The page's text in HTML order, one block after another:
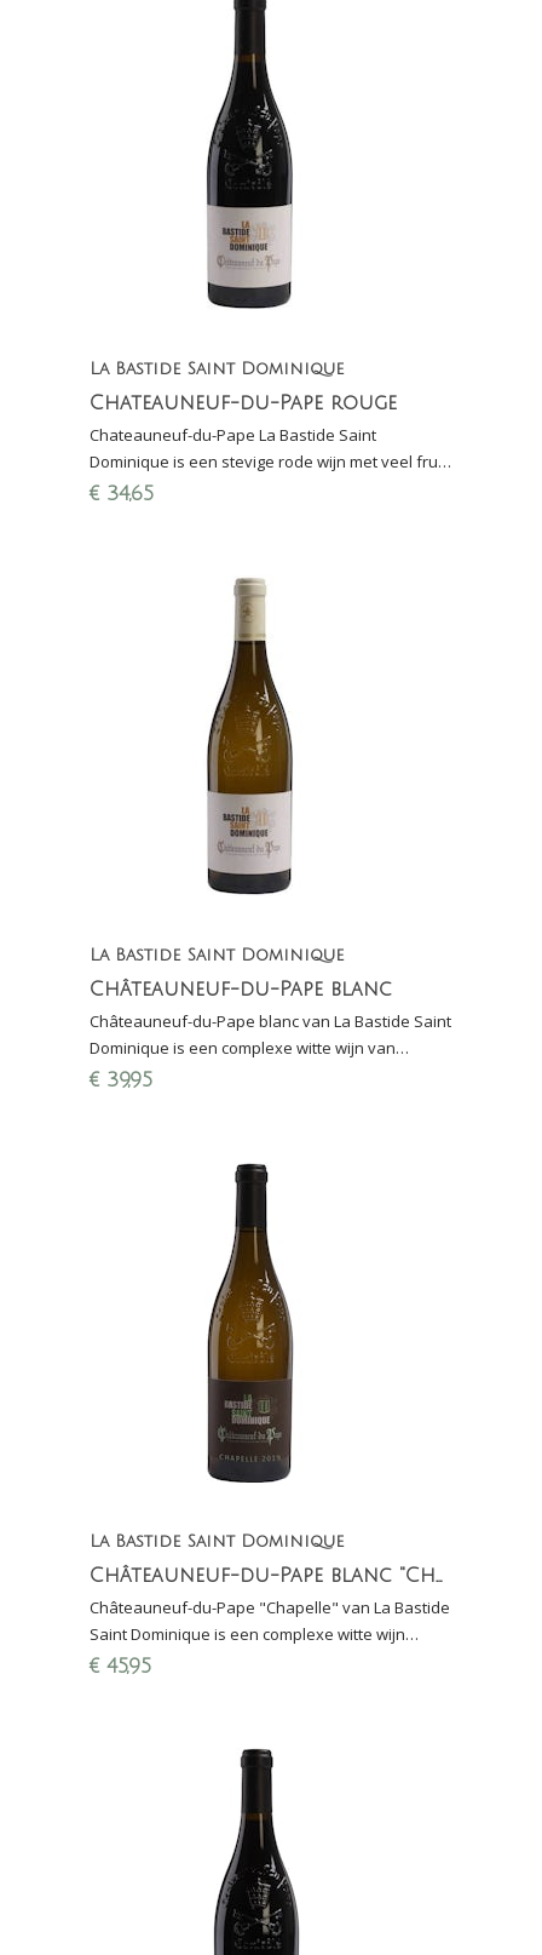
La Bastide Saint Dominique
Chateauneuf-du-Pape rouge
Chateauneuf-du-Pape La Bastide Saint
Dominique is een stevige rode wijn met veel fruit
en elegantie, kracht en intensiteit; Perswijn:
€ 34,65
La Bastide Saint Dominique
Châteauneuf-du-Pape blanc
Châteauneuf-du-Pape blanc van La Bastide Saint
Dominique is een complexe witte wijn van
roussane, grenache en clairette; Perswijn: 16/20
€ 39,95
La Bastide Saint Dominique
Châteauneuf-du-Pape blanc "Chapelle"
Châteauneuf-du-Pape "Chapelle" van La Bastide
Saint Dominique is een complexe witte wijn
gemaakt van 100% Clairette.
€ 45,95